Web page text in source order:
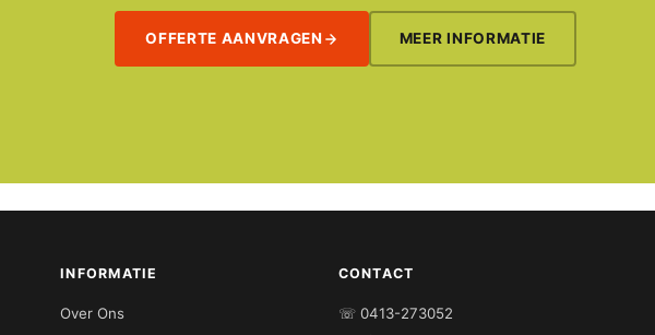
OFFERTE AANVRAGEN MEER INFORMATIE
INFORMATIE
Over Ons
CONTACT
☏ 0413-273052